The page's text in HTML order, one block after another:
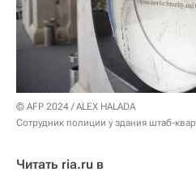
© AFP 2024 / ALEX HALADA
Сотрудник полиции у здания штаб-
Читать ria.ru в